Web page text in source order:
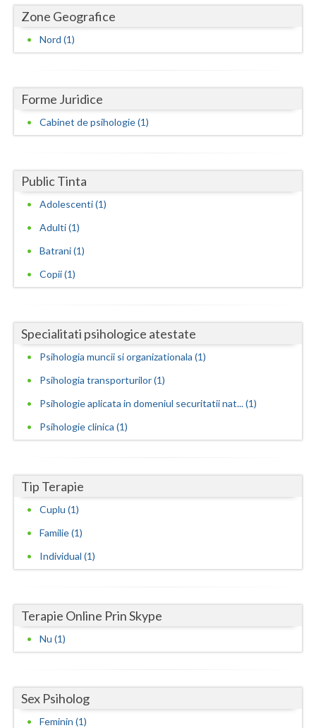
Giurgiu
Gorj
Hunedoara
Ialomita
Ilfov
Mures
Olt
Prahova
Salaj
Satu-Mare
Sibiu
Teleorman
Tulcea
Vaslui
Vrancea
Zone Geografice
Nord (1)
Forme Juridice
Cabinet de psihologie (1)
Public Tinta
Adolescenti (1)
Adulti (1)
Batrani (1)
Copii (1)
Specialitati psihologice atestate
Psihologia muncii si organizationala (1)
Psihologia transporturilor (1)
Psihologie aplicata in domeniul securitatii nat... (1)
Psihologie clinica (1)
Tip Terapie
Cuplu (1)
Familie (1)
Individual (1)
Terapie Online Prin Skype
Nu (1)
Sex Psiholog
Feminin (1)